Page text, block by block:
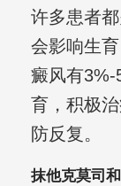
许多患者
会影响生
癜风有3%-
育，积极
防反复。
抹他克莫司